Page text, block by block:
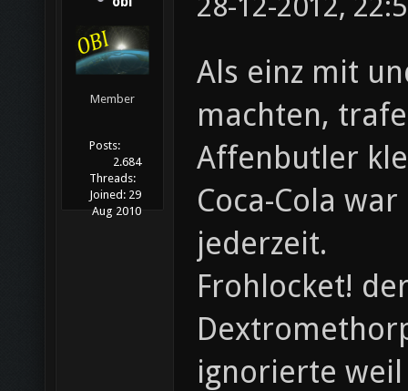
Member
Posts:
2.684
Threads:
29
Joined:
Aug 2010
Als einz mit
machten,
Affenbutler
Coca-Cola
jederzeit.
Frohlocket!
ignorierte